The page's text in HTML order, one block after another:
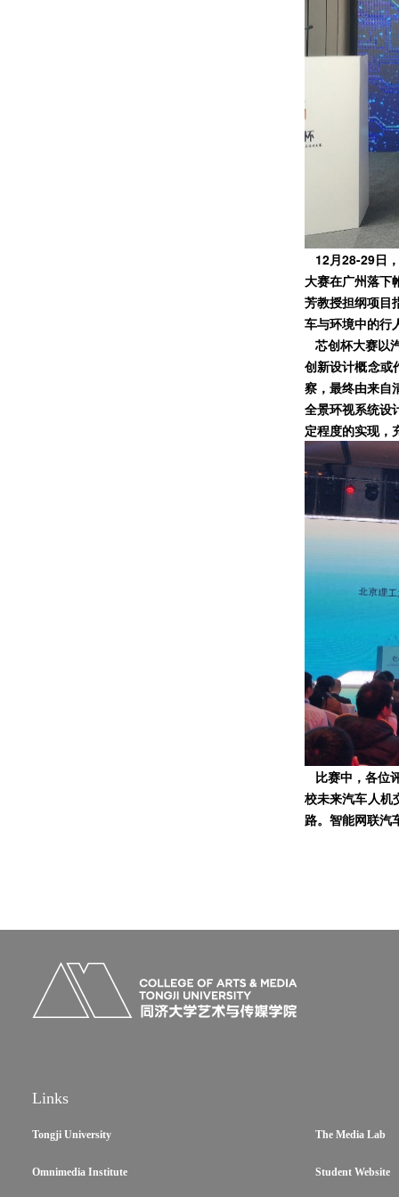
12月28-29日
大赛在广州落下
芳教授担纲项目
车与环境中的行
芯创杯大赛以
创新设计概念或
察，最终由来自
全景环视系统设
定程度的实现，
比赛中，各位
校未来汽车人机
路。智能网联汽
Links
Tongji University The Media Lab
Omnimedia Institute Student Website